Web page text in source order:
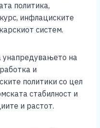
политика,
инфлациските
систем.
унапредувањето на
и
политики со цел
стабилност и
и растот.